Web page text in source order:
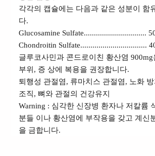
각각의 캡슐에는 다음과 같은 성분이 함
다.
Glucosamine Sulfate...............................
Chondroitin Sulfate.................................
글루코사민과 콘드로이친 황산염
부위, 증 상에 복용을 권장합니다.
퇴행성 관절염, 류마치스 관절염, 노화
조직, 뼈와 관절의 건강유지
Warning : 심각한 신장병 환자나 저칼륨
분들 이나 황산염에 부작용을 갖고 계신
을 금합니다.